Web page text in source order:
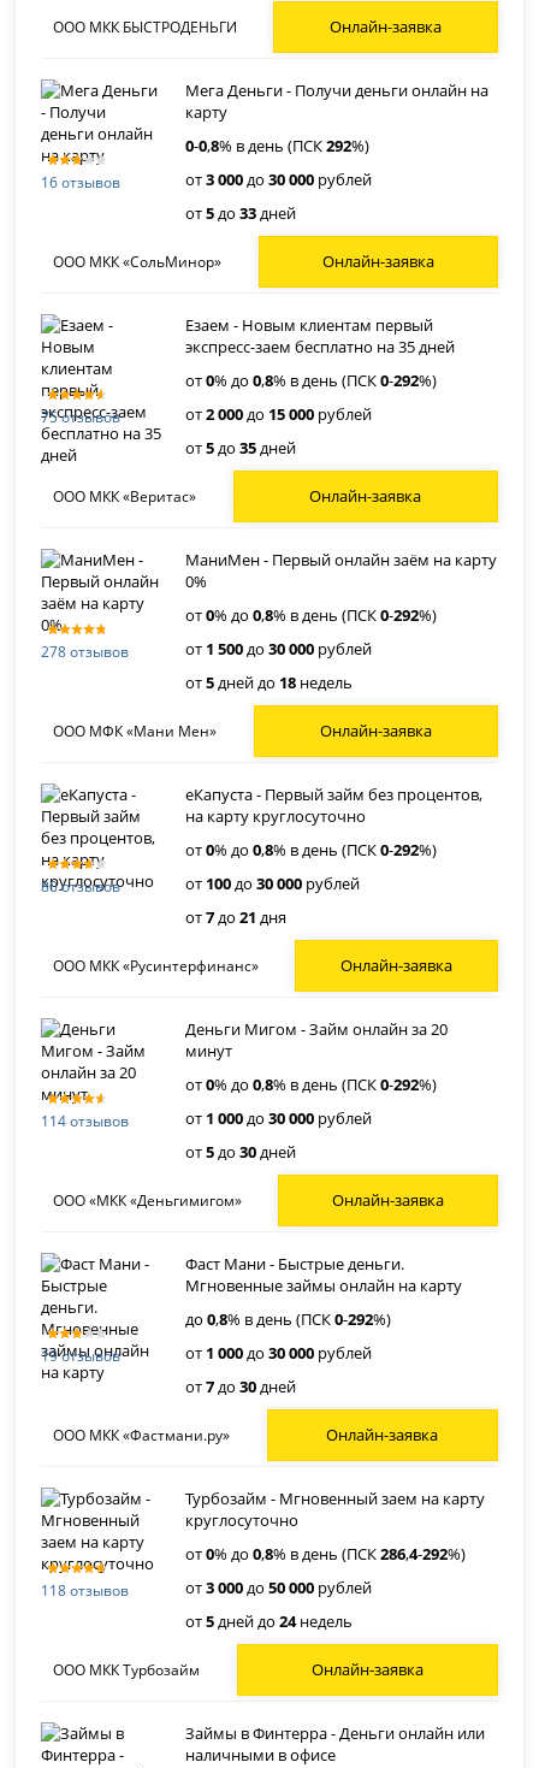
ООО МКК БЫСТРОДЕНЬГИ Онлайн-заявка
16 отзывов
Мега Деньги - Получи деньги онлайн на
карту
0-0,8% в день (ПСК292%)
от3 000до30 000 рублей
от5до33дней
ООО МКК «СольМинор» Онлайн-заявка
75 отзывов
Езаем - Новым клиентам первый
экспресс-заем бесплатно на 35 дней
от0% до0,8% в день (ПСК0-292%)
от2 000до 15 000 рублей
от5до35дней
ООО МКК «Веритас» Онлайн-заявка
278 отзывов
МаниМен - Первый онлайн заём на карту
0%
от0% до0,8% в день (ПСК0-292%)
от 1 500до30 000 рублей
от5дней до 18 недель
ООО МФК «Мани Мен» Онлайн-заявка
80 отзывов
еКапуста - Первый займ без процентов,
на карту круглосуточно
от0% до0,8% в день (ПСК0-292%)
от 100до30 000 рублей
от7до21 дня
ООО МКК «Русинтерфинанс» Онлайн-заявка
114 отзывов
Деньги Мигом - Займ онлайн за 20
минут
от0% до0,8% в день (ПСК0-292%)
от 1 000до30 000 рублей
от5до30дней
ООО «МКК «Деньгимигом» Онлайн-заявка
19 отзывов
Фаст Мани - Быстрые деньги.
Мгновенные займы онлайн на карту
до0,8% в день (ПСК0-292%)
от 1 000до30 000 рублей
от7до30дней
ООО МКК «Фастмани.ру» Онлайн-заявка
118 отзывов
Турбозайм - Мгновенный заем на карту
круглосуточно
от0% до0,8% в день (ПСК286,4-292%)
от3 000до50 000 рублей
от5дней до24недель
ООО МКК Турбозайм Онлайн-заявка
Займы в Финтерра - Деньги онлайн или
наличными в офисе